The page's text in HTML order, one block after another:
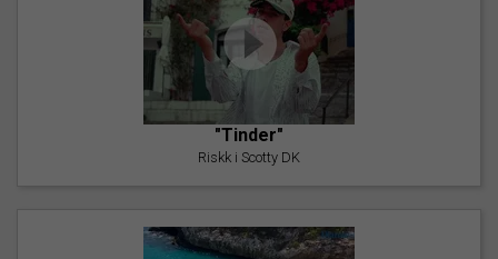
"Tinder"
Riskk i Scotty DK